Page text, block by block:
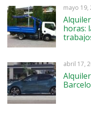
mayo 19,
horas:
abril 17,